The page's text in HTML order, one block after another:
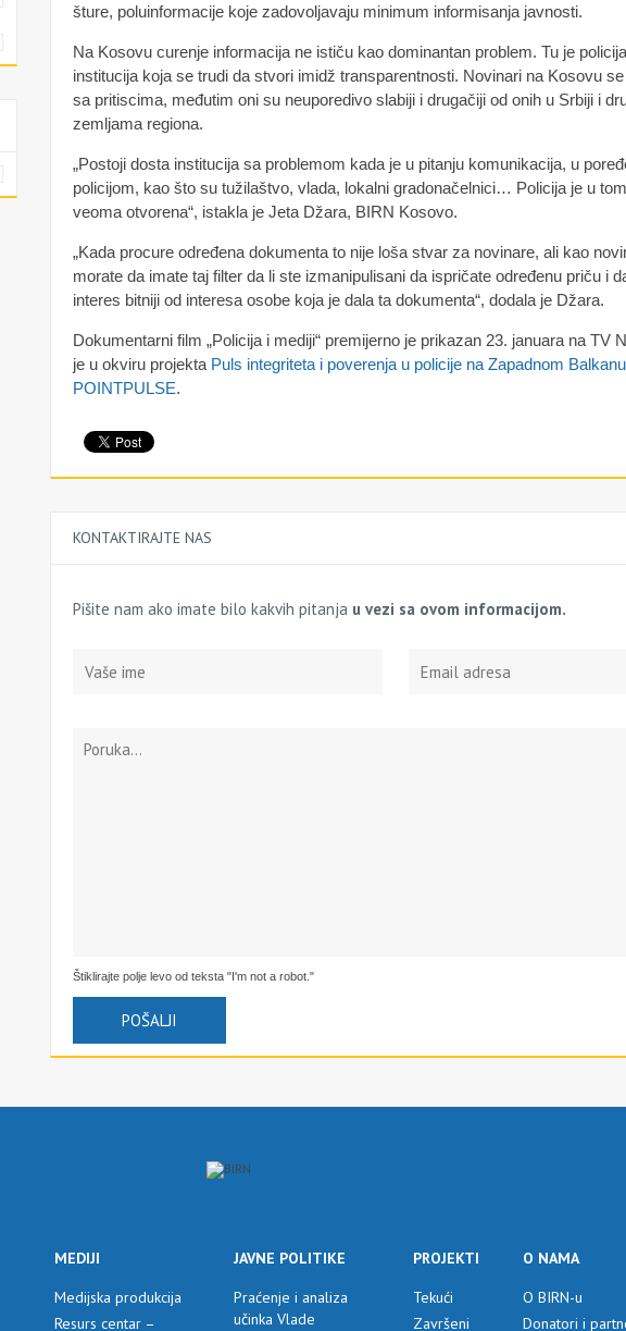
šture, poluinformacije koje zadovoljavaju minimum informisanja javnosti.
Na Kosovu curenje informacija ne ističu kao dominantan problem. Tu je
institucija koja se trudi da stvori imidž transparentnosti. Novinari na Kosovu
sa pritiscima, međutim oni su neuporedivo slabiji i drugačiji od onih u Srbiji i
zemljama regiona.
„Postoji dosta institucija sa problemom kada je u pitanju komunikacija, u
policijom, kao što su tužilaštvo, vlada, lokalni gradonačelnici… Policija je u
veoma otvorena“, istakla je Jeta Džara, BIRN Kosovo.
„Kada procure određena dokumenta to nije loša stvar za novinare, ali kao
morate da imate taj filter da li ste izmanipulisani da ispričate određenu priču i
interes bitniji od interesa osobe koja je dala ta dokumenta“, dodala je Džara.
Dokumentarni film „Policija i mediji“ premijerno je prikazan 23. januara na TV
je u okviru projekta Puls integriteta i poverenja u policije na Zapadnom
POINTPULSE.
KONTAKTIRAJTE NAS
Pišite nam ako imate bilo kakvih pitanja u vezi sa ovom informacijom.
Štiklirajte polje levo od teksta "I'm not a robot."
MEDIJI
Medijska produkcija
Resurs centar –
JAVNE POLITIKE
Praćenje i analiza
učinka Vlade
PROJEKTI
Tekući
Završeni
O NAMA
O BIRN-u
Donatori i